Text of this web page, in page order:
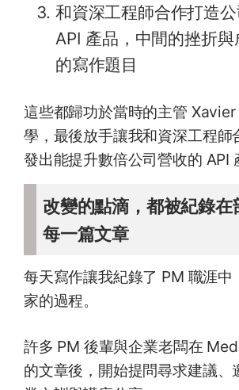
和資深工程師合作打造
API 產品，中間的挫折
的寫作題目
這些都歸功於當時的主管 Xavier
學，最後放手讓我和資深工程師
發出能提升數倍公司營收的 API
改變的點滴，都被紀錄在
每一篇文章
每天寫作讓我紀錄了 PM 職涯中
家的過程。
許多 PM 後輩與企業老闆在
的文章後，開始提問尋求建議、